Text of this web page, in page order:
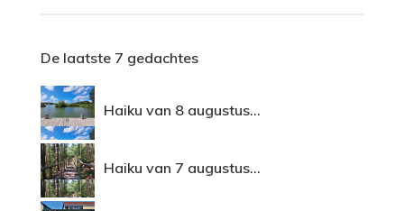
De laatste 7 gedachtes
Haiku van 8 augustus...
Haiku van 7 augustus...